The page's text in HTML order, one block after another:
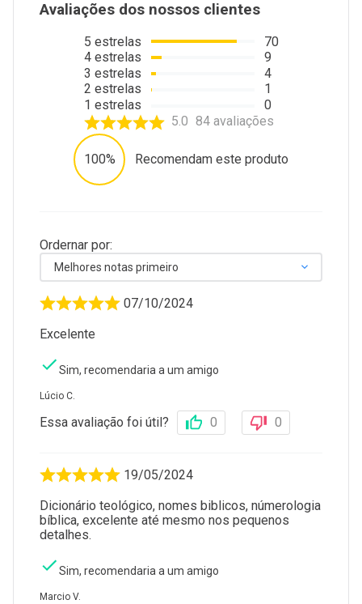
Avaliações dos nossos clientes
5 estrelas
4 estrelas
3 estrelas
2 estrelas
1 estrelas
70
9
4
1
0
5.0 84 avaliações
100% Recomendam este produto
Ordernar por:
Melhores notas primeiro
07/10/2024
Excelente
Sim, recomendaria a um amigo
Lúcio C.
Essa avaliação foi útil? 0 0
19/05/2024
Dicionário teológico, nomes biblicos, númerologia
bíblica, excelente até mesmo nos pequenos
detalhes.
Sim, recomendaria a um amigo
Marcio V.